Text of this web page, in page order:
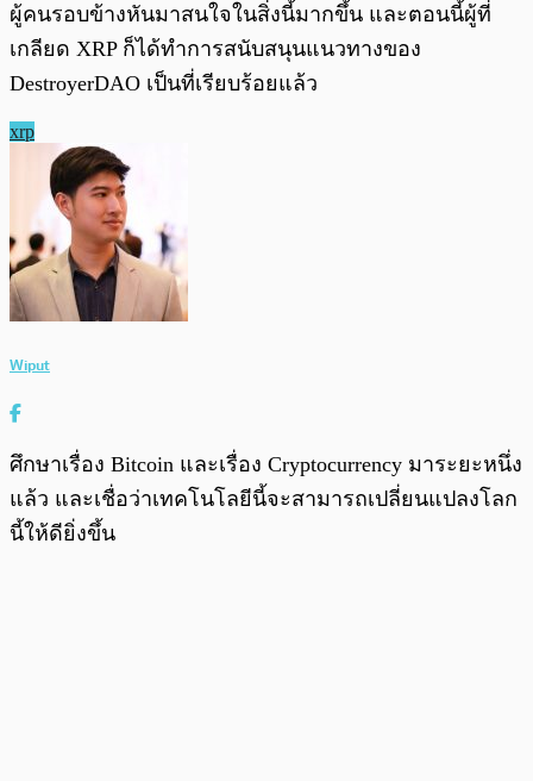
ผู้คนรอบข้างหันมาสนใจในสิ่งนี้มากขึ้น และตอนนี้ผู้ที่
เกลียด XRP ก็ได้ทำการสนับสนุนแนวทางของ
DestroyerDAO เป็นที่เรียบร้อยแล้ว
xrp
Wiput
ศึกษาเรื่อง Bitcoin และเรื่อง Cryptocurrency มาระยะหนึ่ง
แล้ว และเชื่อว่าเทคโนโลยีนี้จะสามารถเปลี่ยนแปลงโลก
นี้ให้ดียิ่งขึ้น